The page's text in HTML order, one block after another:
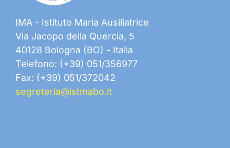
IMA - Istituto Maria Ausiliatrice
Via Jacopo della Quercia, 5
40128 Bologna (BO) - Italia
Telefono: (+39) 051/356977
Fax: (+39) 051/372042
segreteria@istmabo.it